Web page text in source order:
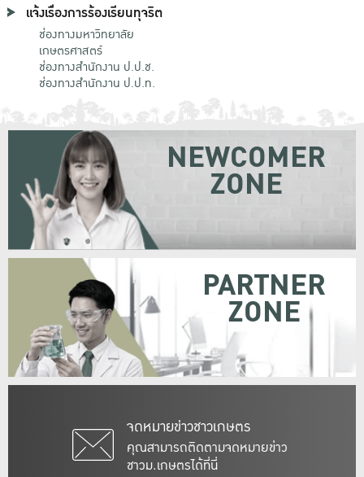
แจ้งเรื่องการร้องเรียนทุจริต
ช่องทางมหาวิทยาลัย
เกษตรศาสตร์
ช่องทางสำนักงาน ป.ป.ช.
ช่องทางสำนักงาน ป.ป.ท.
จดหมายข่าวชาวเกษตร
คุณสามารถติดตามจดหมายข่าว
ชาวม.เกษตรได้ที่นี่
NEWCOMER
ZONE
PARTNER
ZONE